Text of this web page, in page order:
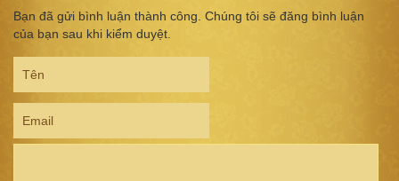
Bạn đã gửi bình luận thành công. Chúng tôi sẽ đăng bình luận
của bạn sau khi kiểm duyệt.